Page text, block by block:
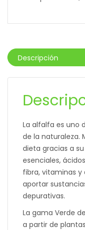
Descripción
La alfalfa es uno
de la naturaleza.
dieta gracias a
esenciales,
fibra, vitaminas
aportar
depurativas.
La gama Verde
a partir de